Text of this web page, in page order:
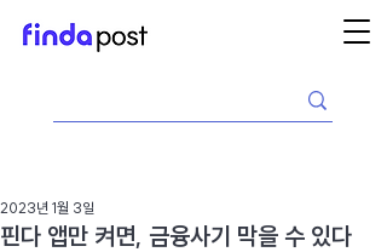
핀다 앱만 켜면, 금융사기 막을 수 있다
2023년 1월 3일